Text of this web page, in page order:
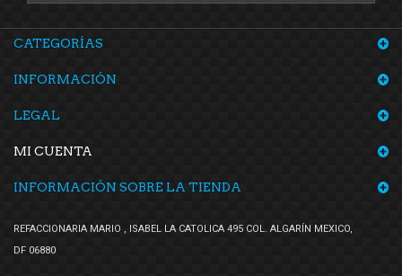
CATEGORÍAS
INFORMACIÓN
LEGAL
MI CUENTA
INFORMACIÓN SOBRE LA TIENDA
REFACCIONARIA MARIO , ISABEL LA CATOLICA 495 COL. ALGARÍN MEXICO,
DF 06880